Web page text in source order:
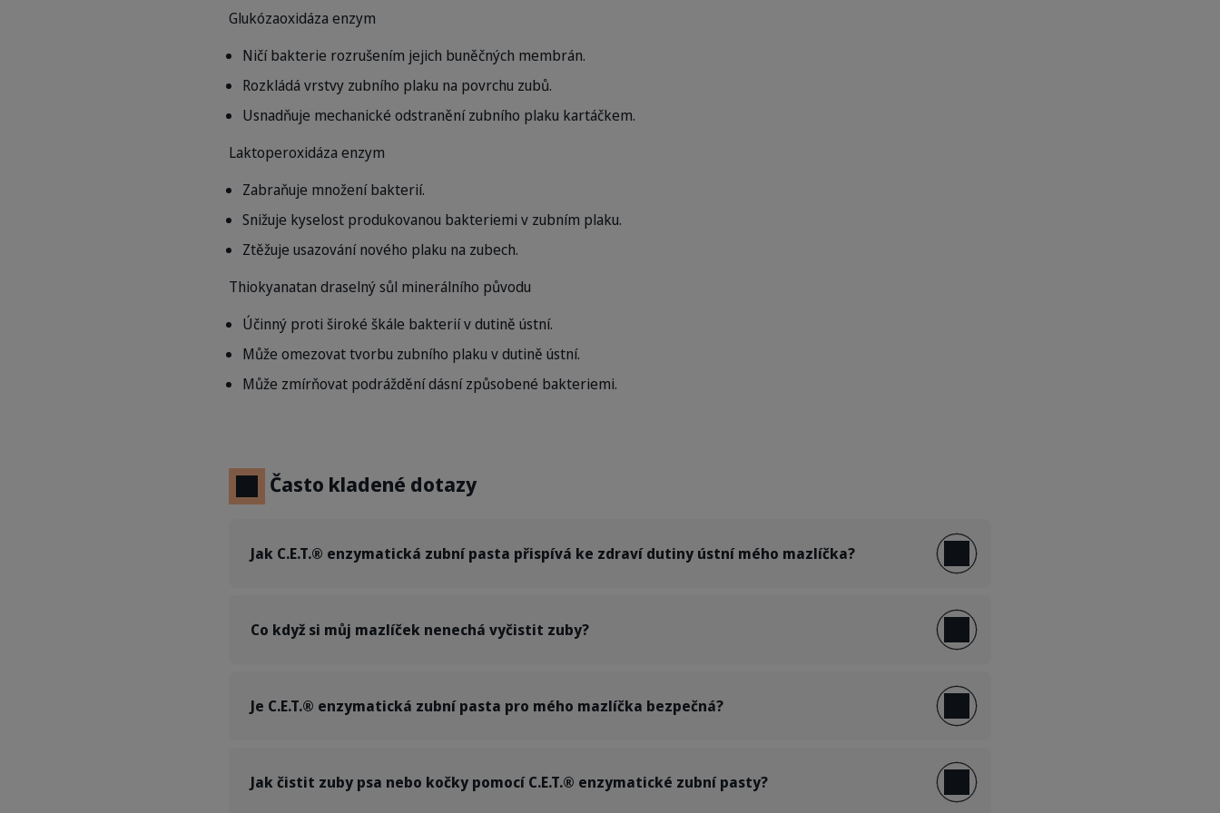
Glukózaoxidáza enzym
Ničí bakterie rozrušením jejich buněčných membrán.
Rozkládá vrstvy zubního plaku na povrchu zubů.
Usnadňuje mechanické odstranění zubního plaku kartáčkem.
Laktoperoxidáza enzym
Zabraňuje množení bakterií.
Snižuje kyselost produkovanou bakteriemi v zubním plaku.
Ztěžuje usazování nového plaku na zubech.
Thiokyanatan draselnýsůl minerálního původu
Účinný proti široké škále bakterií v dutině ústní.
Může omezovat tvorbu zubního plaku v dutině ústní.
Může zmírňovat podráždění dásní způsobené bakteriemi.
Často kladené dotazy
Jak C.E.T.® enzymatická zubní pasta přispívá ke zdraví dutiny ústní mého mazlíčka?
Co když si můj mazlíček nenechá vyčistit zuby?
Je C.E.T.® enzymatická zubní pasta pro mého mazlíčka bezpečná?
Jak čistit zuby psa nebo kočky pomocí C.E.T.® enzymatické zubní pasty?